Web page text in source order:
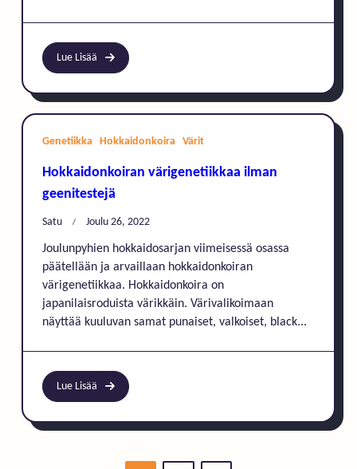
Lue Lisää
Genetiikka Hokkaidonkoira Värit
Hokkaidonkoiran värigenetiikkaa ilman
geenitestejä
Satu Joulu 26, 2022
Joulunpyhien hokkaidosarjan viimeisessä osassa
päätellään ja arvaillaan hokkaidonkoiran
värigenetiikkaa. Hokkaidonkoira on
japanilaisroduista värikkäin. Värivalikoimaan
näyttää kuuluvan samat punaiset, valkoiset, black...
Lue Lisää